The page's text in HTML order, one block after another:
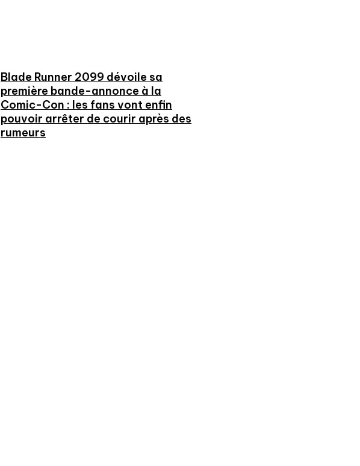
Blade Runner 2099 dévoile sa
première bande-annonce à la
Comic-Con : les fans vont enfin
pouvoir arrêter de courir après des
rumeurs